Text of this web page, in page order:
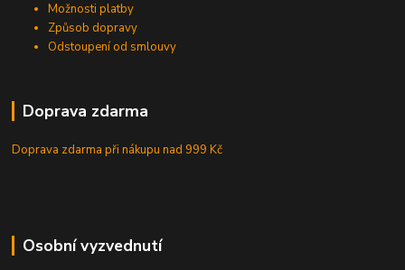
Možnosti platby
Způsob dopravy
Odstoupení od smlouvy
Doprava zdarma
Doprava zdarma při nákupunad 999 Kč
Osobní vyzvednutí